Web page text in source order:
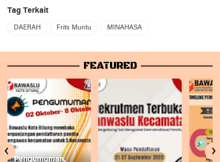
Tag Terkait
DAERAH Frits Muntu MINAHASA
FEATURED
Pengumuman,
‹ ›